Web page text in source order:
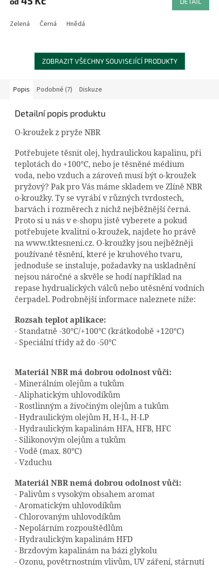
Zelená Černá Hnědá
ZOBRAZIT VŠECHNY SOUVISEJÍCÍ PRODUKTY
Popis Podobné (7) Diskuze
Detailní popis produktu
O-kroužek z pryže NBR
Potřebujete těsnit olej, hydraulickou kapalinu, při
teplotách do +100°C, nebo je těsněné médium
voda, nebo vzduch a zároveň musí být o-kroužek
pryžový? Pak pro Vás máme skladem ve Zlíně NBR
o-kroužky. Ty se vyrábí v různých tvrdostech,
barvách i rozměrech z nichž nejběžnější černá.
Proto si u nás v e-shopu jistě vyberete a pokud
potřebujete kvalitní o-kroužek, najdete ho právě
na www.tktesneni.cz. O-kroužky jsou nejběžněji
používané těsnění, které je kruhového tvaru,
jednoduše se instaluje, požadavky na uskladnění
nejsou náročné a skvěle se hodí například na
repase hydrualických válců nebo utěsnění vodních
čerpadel. Podrobnější informace naleznete níže:
Rozsah teplot aplikace:
- Standatně -30°C/+100°C (krátkodobě +120°C)
- Speciální třídy až do -50°C
Materiál NBR má dobrou odolnost vůči:
- Minerálním olejům a tukům
- Aliphatickým uhlovodíkům
- Rostlinným a živočiným olejům a tukům
- Hydraulickým olejům H, H-L, H-LP
- Hydraulickým kapalinám HFA, HFB, HFC
- Silikonovým olejům a tukům
- Vodě (max. 80°C)
- Vzduchu
Materiál NBR nemá dobrou odolnost vůči:
- Palivům s vysokým obsahem aromat
- Aromatickým uhlovodíkům
- Chlorovaným uhlovodíkům
- Nepolárním rozpouštědlům
- Hydraulickým kapalinám HFD
- Brzdovým kapalinám na bázi glykolu
- Ozonu, povětrnostním vlivům, UV záření, stárnutí